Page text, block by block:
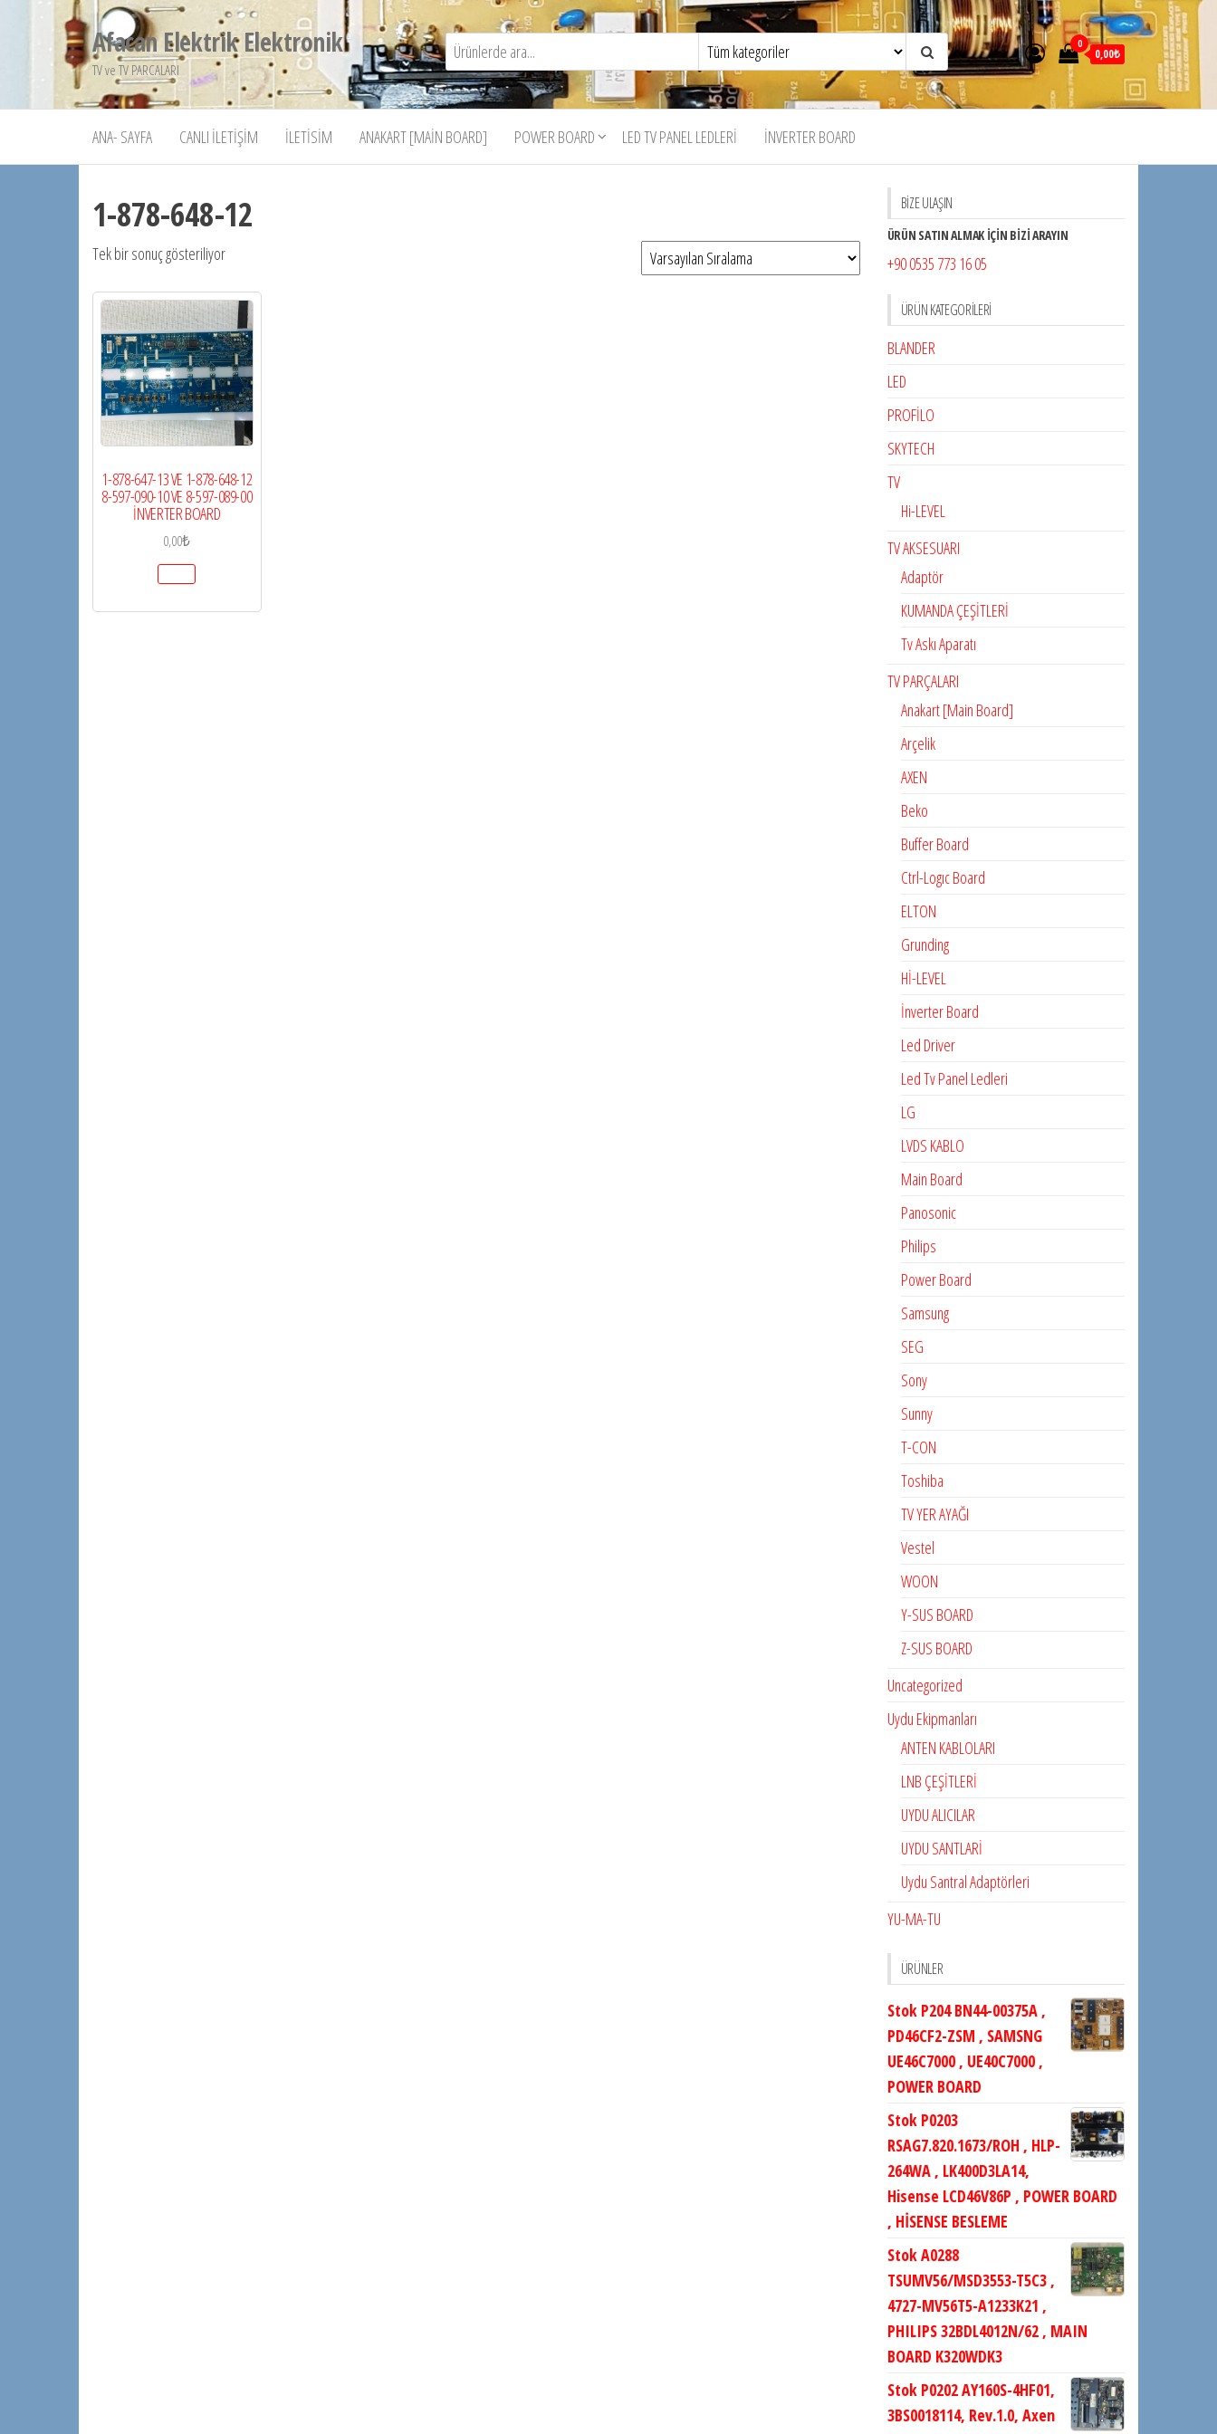
Afacan Elektrik Elektronik
TV ve TV PARCALARI
0
0,00₺
ANA- SAYFA CANLI İLETIŞIM İLETISIM ANAKART [MAIN BOARD] POWER BOARD LED TV PANEL LEDLERI İNVERTER BOARD
1-878-648-12
Tek bir sonuç gösteriliyor
1-878-647-13 VE 1-878-648-12
8-597-090-10 VE 8-597-089-00
İNVERTER BOARD
0,00₺
BİZE ULAŞIN
ÜRÜN SATIN ALMAK İÇİN BİZİ ARAYIN
+90 0535 773 16 05
ÜRÜN KATEGORILERI
BLANDER
LED
PROFİLO
SKYTECH
TV
Hi-LEVEL
TV AKSESUARI
Adaptör
KUMANDA ÇEŞİTLERİ
Tv Askı Aparatı
TV PARÇALARI
Anakart [Main Board]
Arçelik
AXEN
Beko
Buffer Board
Ctrl-Logıc Board
ELTON
Grunding
Hİ-LEVEL
İnverter Board
Led Driver
Led Tv Panel Ledleri
LG
LVDS KABLO
Main Board
Panosonic
Philips
Power Board
Samsung
SEG
Sony
Sunny
T-CON
Toshiba
TV YER AYAĞI
Vestel
WOON
Y-SUS BOARD
Z-SUS BOARD
Uncategorized
Uydu Ekipmanları
ANTEN KABLOLARI
LNB ÇEŞİTLERİ
UYDU ALICILAR
UYDU SANTLARİ
Uydu Santral Adaptörleri
YU-MA-TU
ÜRÜNLER
Stok P204 BN44-00375A ,
PD46CF2-ZSM , SAMSNG
UE46C7000 , UE40C7000 ,
POWER BOARD
Stok P0203
RSAG7.820.1673/ROH , HLP-
264WA , LK400D3LA14,
Hisense LCD46V86P , POWER BOARD
, HİSENSE BESLEME
Stok A0288
TSUMV56/MSD3553-T5C3 ,
4727-MV56T5-A1233K21 ,
PHILIPS 32BDL4012N/62 , MAIN
BOARD K320WDK3
Stok P0202 AY160S-4HF01,
3BS0018114, Rev.1.0, Axen